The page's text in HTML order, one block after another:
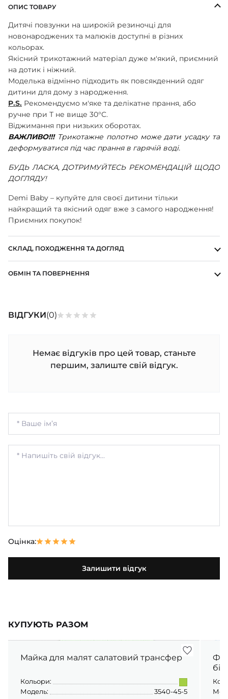
ОПИС ТОВАРУ
Дитячі повзунки на широкій резиночці для
новонароджених та малюків доступні в різних
кольорах.
Якісний трикотажний матеріал дуже м'який, приємний
на дотик і ніжний.
Моделька відмінно підходить як повсякденний одяг
дитини для дому з народження.
P.S. Рекомендуємо м'яке та делікатне прання, або
ручне при Т не вище 30°C.
Віджимання при низьких оборотах.
ВАЖЛИВО!!!Трикотажне полотно може дати усадку та
деформуватися під час прання в гарячій воді.
БУДЬ ЛАСКА, ДОТРИМУЙТЕСЬ РЕКОМЕНДАЦІЙ ЩОДО
ДОГЛЯДУ!
Demi Baby – купуйте для своєї дитини тільки
найкращий та якісний одяг вже з самого народження!
Приємних покупок!
СКЛАД, ПОХОДЖЕННЯ ТА ДОГЛЯД
ОБМІН ТА ПОВЕРНЕННЯ
ВІДГУКИ(0)
Немає відгуків про цей товар, станьте
першим, залиште свій відгук.
Оцінка:
Залишити відгук
КУПУЮТЬ РАЗОМ
Майка для малят салатовий трансфер
Кольори:
Модель:
3540-45-5
ЧОЛОВІЧКИ СЛІПИ
ШАПОЧКИ
ШТАНЦІ
ПОВЗУНКИ
ШАПКИ ПОВ'ЯЗКИ
ШТАНИ ДЖОГЕРИ